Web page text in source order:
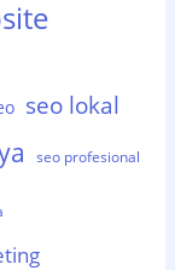
seo lokal
seo profesional